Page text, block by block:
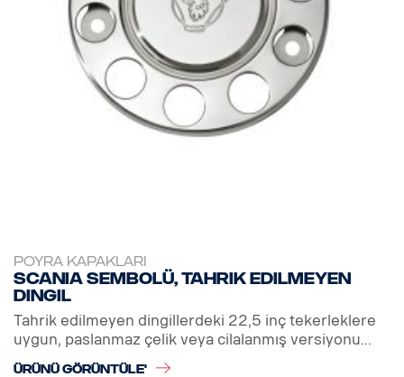
POYRA KAPAKLARI
Scania sembolü, tahrik edilmeyen
dingil
Tahrik edilmeyen dingillerdeki 22,5 inç tekerleklere
uygun, paslanmaz çelik veya cilalanmış versiyonu...
ÜRÜNÜ GÖRÜNTÜLE'